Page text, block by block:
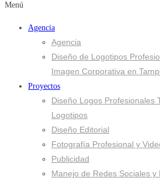
Menú
Agencia
Agencia
Diseño de Logotipos
Imagen Corporativa en
Proyectos
Diseño Logos Profesionales
Logotipos
Diseño Editorial
Fotografía Profesional y
Publicidad
Manejo de Redes Sociales y